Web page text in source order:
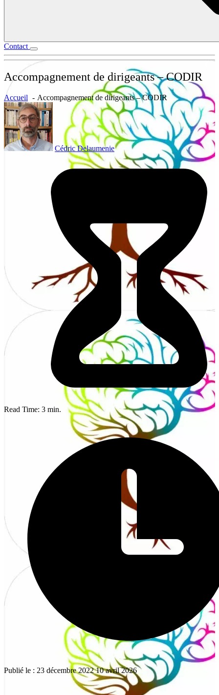
Contact
Accompagnement de dirigeants – CODIR
Accueil Accompagnement de dirigeants – CODIR
Cédric Delaumenie
Read Time: 3 min.
Publié le : 23 décembre 202210 avril 2026